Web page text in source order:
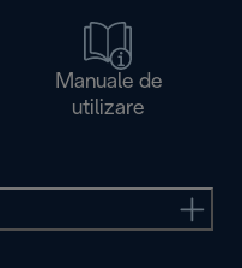
Manuale de
utilizare